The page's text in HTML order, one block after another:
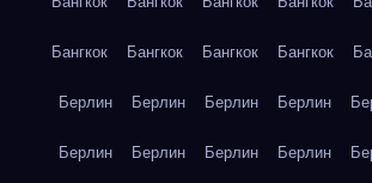
Бангкок Бангкок Бангкок Бангкок
Берлин Берлин Берлин Берлин
Берлин Берлин Берлин Берлин